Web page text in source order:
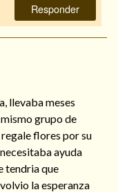
Responder
llevaba meses
grupo de
flores por su
ayuda
tendria que
la esperanza